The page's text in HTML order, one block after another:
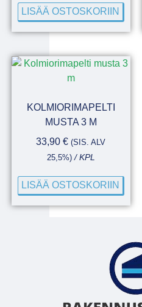
LISÄÄ OSTOSKORIIN
KOLMIORIMAPELTI
MUSTA 3 M
33,90€ (SIS. ALV
25,5%)/ KPL
LISÄÄ OSTOSKORIIN